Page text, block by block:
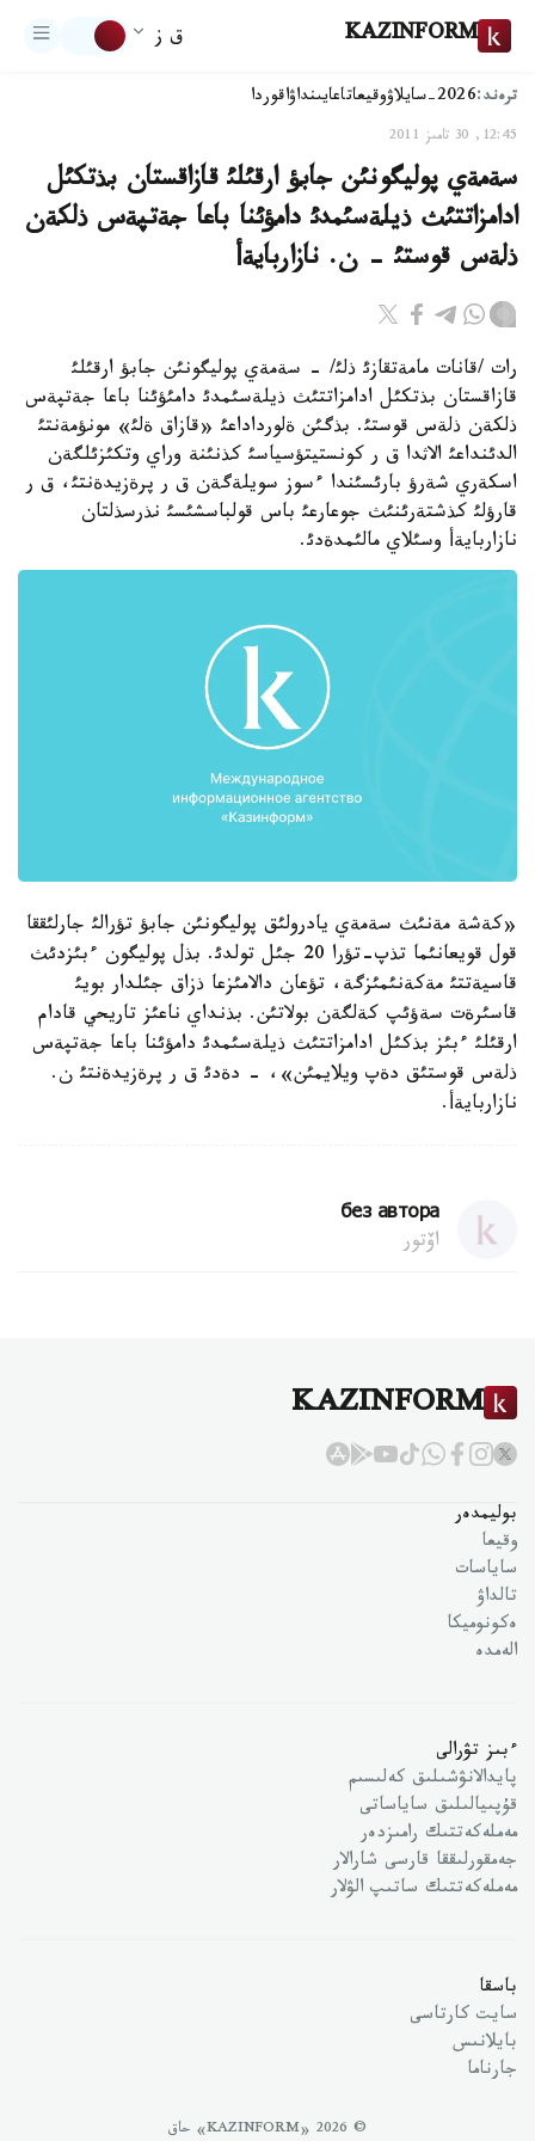
KAZINFORM ق ز
ترەند:2026-سايلاۋ وقيعاتاعايىنداۋاقوردا
12:45, 30 تامىز 2011
سةمةي پوليگونئن جابؤ ارقئلئ قازاقستان بذتكئل
ادامزاتتئث ذيلةسئمدئ دامؤئنا باعا جةتپةس ذلكةن
ذلةس قوستئ - ن. نازاربايةأ
رات /قانات مامةتقازئ ذلئ/ - سةمةي پوليگونئن جابؤ ارقئلئ
قازاقستان بذتكئل ادامزاتتئث ذيلةسئمدئ دامئؤئنا باعا جةتپةس
ذلكةن ذلةس قوستئ. بذگئن ةلورداداعئ «قازاق ةلئ» مونؤمةنتئ
الدئنداعئ الاثدا ق ر كونستيتؤسياسئ كذنئنة وراي وتكئزئلگةن
اسكةري شةرؤ بارئسئندا ءسوز سويلةگةن ق ر پرةزيدةنتئ، ق ر
قارؤلئ كذشتةرئنئث جوعارعئ باس قولباسشئسئ نذرسذلتان
نازاربايةأ وسئلاي مالئمدةدئ.
«كةشة مةنئث سةمةي يادرولئق پوليگونئن جابؤ تؤرالئ جارلئققا
قول قويعانئما تذپ-تؤرا 20 جئل تولدئ. بذل پوليگون ءبئزدئث
قاسيةتتئ مةكةنئمئزگة، تؤعان دالامئزعا ذزاق جئلدار بويئ
قاسئرةت سةؤئپ كةلگةن بولاتئن. بذنداي ناعئز تاريحي قادام
ارقئلئ ءبئز بذكئل ادامزاتتئث ذيلةسئمدئ دامؤئنا باعا جةتپةس
ذلةس قوستئق دةپ ويلايمئن»، - دةدئ ق ر پرةزيدةنتئ ن.
نازاربايةأ.
без автора
اۆتور
KAZINFORM
بوليمدەر
وقيعا
ساياسات
تالداۋ
ەكونوميكا
الەمدە
ءبىز تۋرالى
پايدالانۋشىلىق كەلىسىم
قۇپىيالىلىق ساياساتى
مەملەكەتتىك رامىزدەر
جەمقورلىققا قارسى شارالار
مەملەكەتتىك ساتىپ الۋلار
باسقا
سايت كارتاسى
بايلانىس
جارناما
© 2026 «KAZINFORM» حاق